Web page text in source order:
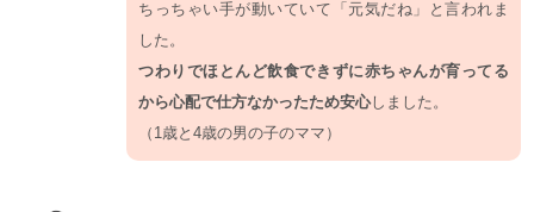
ちっちゃい手が動いていて「元気だね」と言われま
した。
つわりでほとんど飲食できずに赤ちゃんが育ってる
から心配で仕方なかったため安心しました。
（1歳と4歳の男の子のママ）